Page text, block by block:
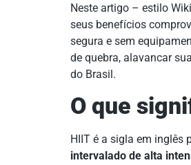
Neste artigo – estilo
seus benefícios
segura e sem
de quebra, alavancar
do Brasil.
O que
HIIT é a sigla em inglês
intervalado de alta